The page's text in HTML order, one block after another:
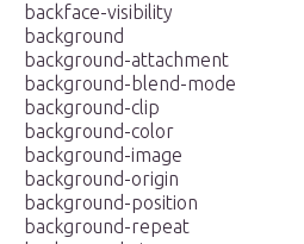
backface-visibility
background
background-attachment
background-blend-mode
background-clip
background-color
background-image
background-origin
background-position
background-repeat